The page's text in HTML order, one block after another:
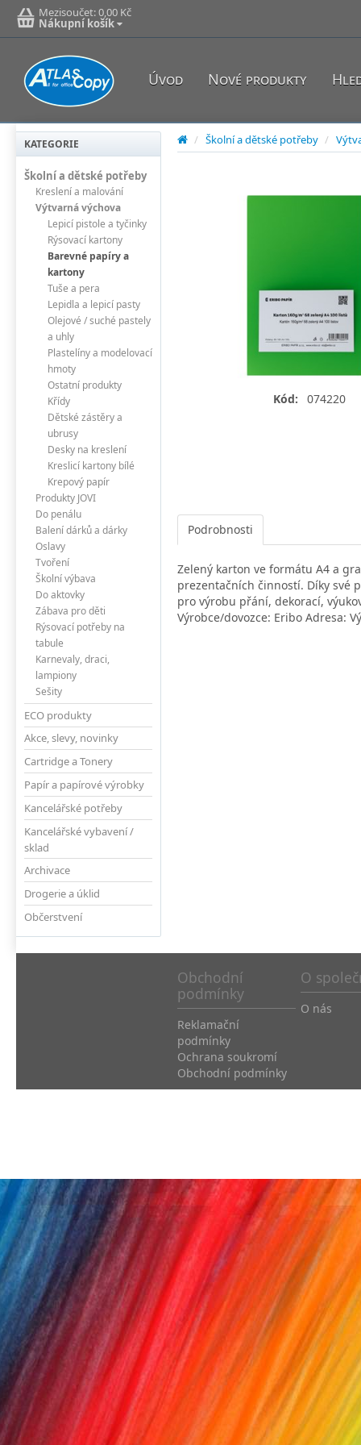
Mezisoučet:0,00 Kč
Nákupní košík
Úvod Nové produkty
KATEGORIE
Školní a dětské potřeby
Kreslení a malování
Výtvarná výchova
Lepicí pistole a tyčinky
Rýsovací kartony
Barevné papíry a
kartony
Tuše a pera
Lepidla a lepicí pasty
Olejové / suché pastely
a uhly
Plastelíny a modelovací
hmoty
Ostatní produkty
Křídy
Dětské zástěry a
ubrusy
Desky na kreslení
Kreslicí kartony bílé
Krepový papír
Produkty JOVI
Do penálu
Balení dárků a dárky
Oslavy
Tvoření
Školní výbava
Do aktovky
Zábava pro děti
Rýsovací potřeby na
tabule
Karnevaly, draci,
lampiony
Sešity
ECO produkty
Akce, slevy, novinky
Cartridge a Tonery
Papír a papírové výrobky
Kancelářské potřeby
Kancelářské vybavení /
sklad
Archivace
Drogerie a úklid
Občerstvení
/ Školní a dětské potřeby /
Kód: 074220
Podrobnosti
Zelený karton ve formátu A4 a
prezentačních činností. Díky své
pro výrobu přání, dekorací,
Výrobce/dovozce: Eribo Adresa:
Obchodní
podmínky
Reklamační
podmínky
Ochrana soukromí
Obchodní podmínky
O
O nás